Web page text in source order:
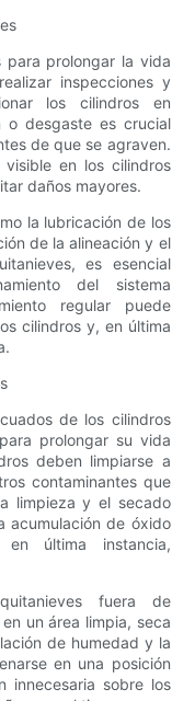
para prolongar la vida
inspecciones y
los cilindros en
o desgaste es crucial
de que se agraven.
en los cilindros
daños mayores.
la lubricación de los
de la alineación y el
es esencial
del sistema
regular puede
cilindros y, en última
de los cilindros
prolongar su vida
deben limpiarse a
contaminantes que
limpieza y el secado
acumulación de óxido
última instancia,
fuera de
un área limpia, seca
de humedad y la
en una posición
innecesaria sobre los